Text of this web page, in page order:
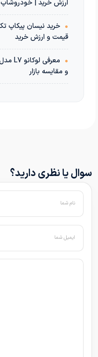
ارزش خرید | خودروشاپ
•
قیمت و ارزش خرید
•
و مقایسه بازار
سوال یا نظری دارید؟
نام شما
ایمیل شما